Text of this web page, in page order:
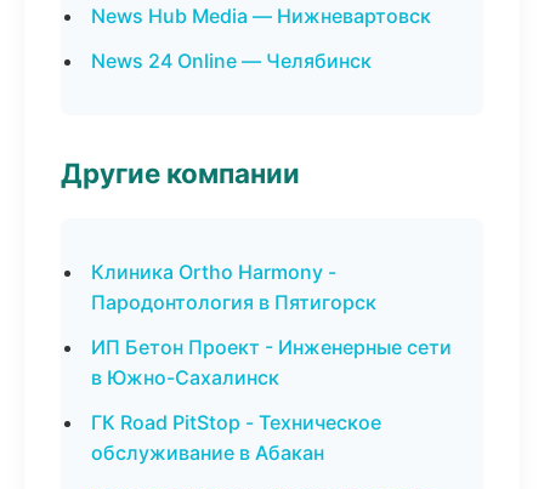
News Hub Media — Нижневартовск
News 24 Online — Челябинск
Другие компании
Клиника Ortho Harmony -
Пародонтология в Пятигорск
ИП Бетон Проект - Инженерные сети
в Южно-Сахалинск
ГК Road PitStop - Техническое
обслуживание в Абакан